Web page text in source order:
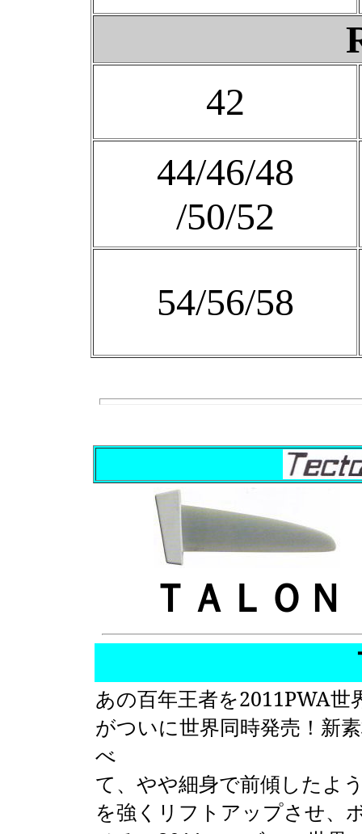
42
44/46/48
/50/52
54/56/58
ＴＡＬＯＮ
あの百年王者を2011PWA
がついに世界同時発売！新
べ
て、やや細身で前傾したよ
を強くリフトアップさせ、